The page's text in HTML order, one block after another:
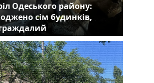
Одеського району:
сім будинків,